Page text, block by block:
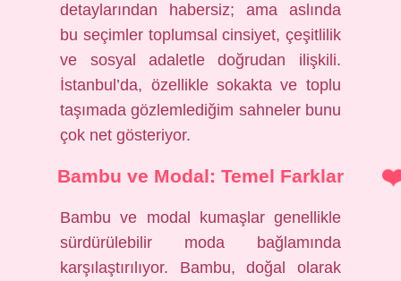
detaylarından habersiz; ama aslında
bu seçimler toplumsal cinsiyet, çeşitlilik
ve sosyal adaletle doğrudan ilişkili.
İstanbul’da, özellikle sokakta ve toplu
taşımada gözlemlediğim sahneler bunu
çok net gösteriyor.
Bambu ve Modal: Temel Farklar
Bambu ve modal kumaşlar genellikle
sürdürülebilir moda bağlamında
karşılaştırılıyor. Bambu, doğal olarak